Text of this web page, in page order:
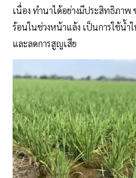
เนื่อง ทำนาได้อย่างมีประสิทธิภาพ
ร้อนในช่วงหน้าแล้ง เป็นการใช้น้ำ
และลดการสูญเสีย